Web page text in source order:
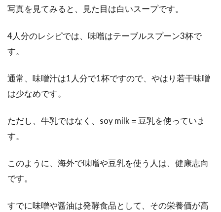
写真を見てみると、見た目は白いスープです。
4人分のレシピでは、味噌はテーブルスプーン3杯で
す。
通常、味噌汁は1人分で1杯ですので、やはり若干味噌
は少なめです。
ただし、牛乳ではなく、soy milk＝豆乳を使っていま
す。
このように、海外で味噌や豆乳を使う人は、健康志向
です。
すでに味噌や醤油は発酵食品として、その栄養価が高